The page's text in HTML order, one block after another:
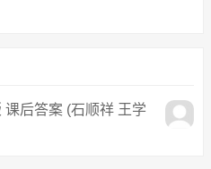
后答案 (石顺祥 王学